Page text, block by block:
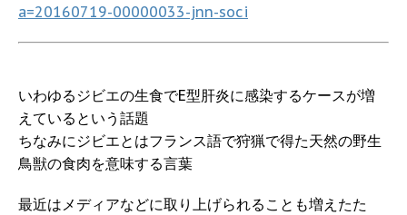
a=20160719-00000033-jnn-soci
いわゆるジビエの生食でE型肝炎に感染するケースが増
えているという話題
ちなみにジビエとはフランス語で狩猟で得た天然の野生
鳥獣の食肉を意味する言葉
最近はメディアなどに取り上げられることも増えたた